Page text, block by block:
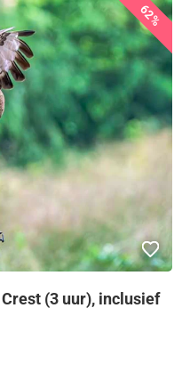
62%
(3 uur), inclusief